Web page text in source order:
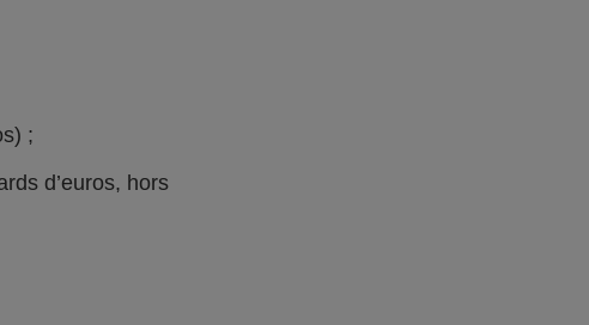
;
d’euros, hors